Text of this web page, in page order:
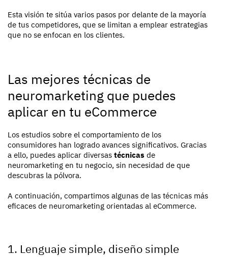
Esta visión te sitúa varios pasos por delante de la mayoría
de tus competidores, que se limitan a emplear estrategias
que no se enfocan en los clientes.
Las mejores técnicas de
neuromarketing que puedes
aplicar en tu eCommerce
Los estudios sobre el comportamiento de los
consumidores han logrado avances significativos. Gracias
a ello, puedes aplicar diversas técnicas de
neuromarketing en tu negocio, sin necesidad de que
descubras la pólvora.
A continuación, compartimos algunas de las técnicas más
eficaces de neuromarketing orientadas al eCommerce.
1. Lenguaje simple, diseño simple